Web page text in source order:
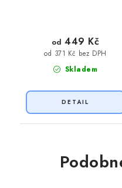
Skladem
od 371 Kč bez DPH
od 449 Kč